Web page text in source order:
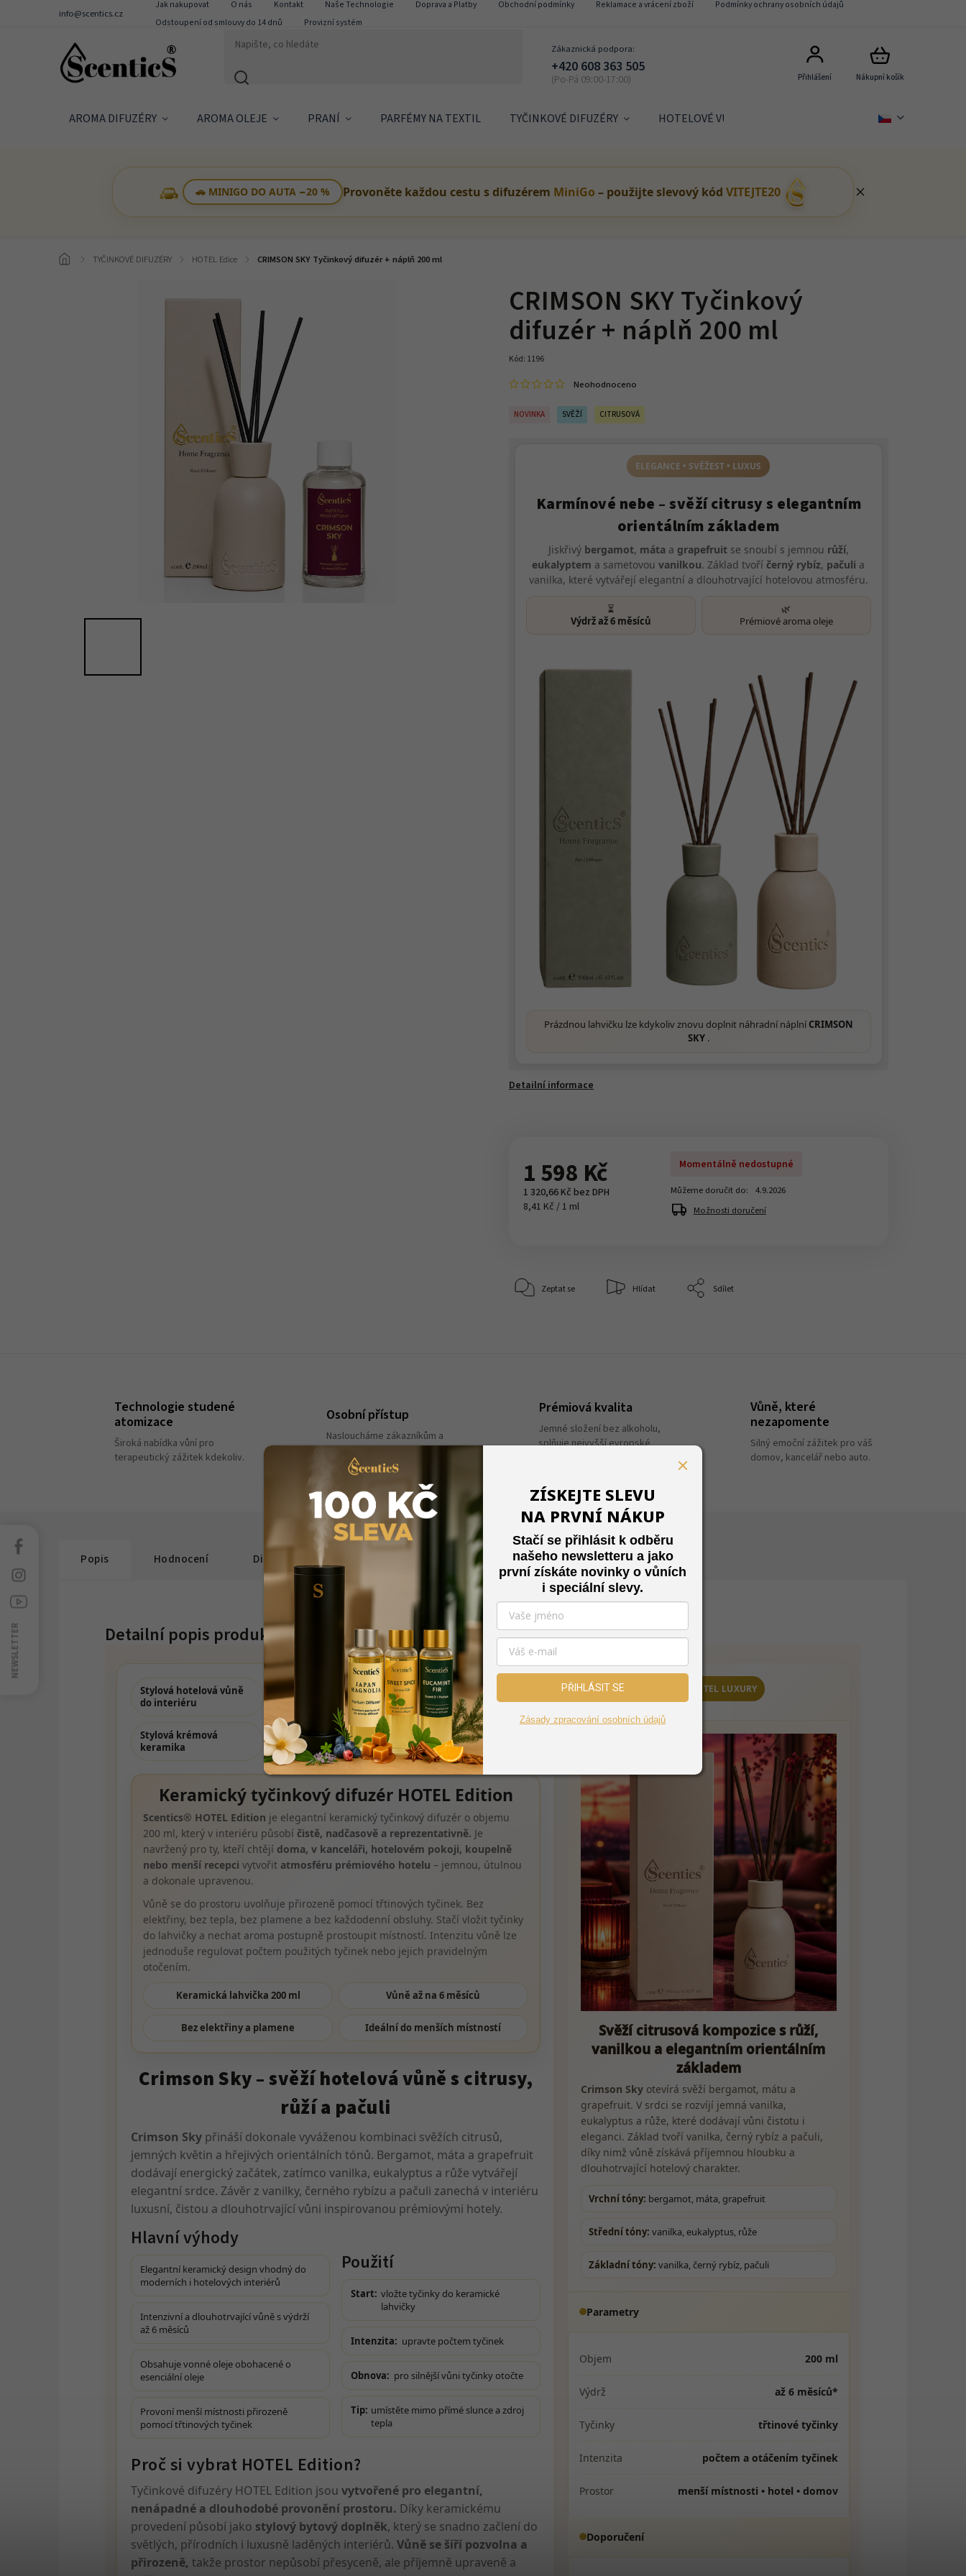
info@scentics.cz
Jak nakupovat O nás Kontakt Naše Technologie Doprava a Platby Obchodní podmínky Reklamace a vrácení zboží
Podmínky ochrany osobních údajů
Odstoupení od smlouvy do 14 dnů
Provizní systém
Zákaznická podpora:
+420 608 363 505
Nákupní košík
Přihlášení
AROMA DIFUZÉRY AROMA OLEJE PRANÍ PARFÉMY NA TEXTIL TYČINKOVÉ DIFUZÉRY HOTELOVÉ VŮNĚ Signature DÁRKOVÉ BALÍČKY
🚗 MINIGO DO AUTA −20 % Provoněte každou cestu s difuzérem MiniGo – použijte slevový kód VITEJTE20
/ TYČINKOVÉ DIFUZÉRY / HOTEL Edice / CRIMSON SKY Tyčinkový difuzér + náplň 200 ml
CRIMSON SKY Tyčinkový
difuzér + náplň 200 ml
Kód: 1196
NOVINKA SVĚŽÍ CITRUSOVÁ
Neohodnoceno
ELEGANCE • SVĚŽEST • LUXUS
Karmínové nebe – svěží citrusy s elegantním
orientálním základem
Jiskřivý bergamot, mátaa grapefruitse snoubí s jemnou růží,
eukalyptem a sametovouvanilkou. Základ tvoří černý rybíz, pačuli a
vanilka, které vytvářejí elegantní a dlouhotrvající hotelovou atmosféru.
⏳
Výdrž až 6 měsíců
🌿
Prémiové aroma oleje
Prázdnou lahvičku lze kdykoliv znovu doplnit náhradní náplní CRIMSON
SKY .
Detailní informace
1 598 Kč
1 320,66 Kč bez DPH
8,41 Kč / 1 ml
Momentálně nedostupné
Můžeme doručit do:
4.9.2026
Možnosti doručení
Zeptat se Hlídat Sdílet
Technologie studené
atomizace
Široká nabídka vůní pro
terapeutický zážitek kdekoliv.
Osobní přístup
Nasloucháme zákazníkům a
tvoříme atmosféru srdcem.
Prémiová kvalita
Jemné složení bez alkoholu,
splňuje nejvyšší evropské
Vůně, které
nezapomente
Silný emoční zážitek pro váš
domov, kancelář nebo auto.
Popis Hodnocení Diskuze
Detailní popis produktu
Stylová hotelová vůně
do interiéru
Fragrance & esenciální
oleje
Elegantní keramická
lahvička 200 ml
Stylová krémová
keramika
Keramický tyčinkový difuzér HOTEL Edition
Scentics® HOTEL Edition je elegantní keramický tyčinkový difuzér o objemu
200 ml, který v interiéru působí čistě, nadčasově a reprezentativně. Je
navržený pro ty, kteří chtějí doma, v kanceláři, hotelovém pokoji, koupelně
nebo menší recepci vytvořit atmosféru prémiového hotelu – jemnou, útulnou
a dokonale upravenou.
Vůně se do prostoru uvolňuje přirozeně pomocí třtinových tyčinek. Bez
elektřiny, bez tepla, bez plamene a bez každodenní obsluhy. Stačí vložit tyčinky
do lahvičky a nechat aroma postupně prostoupit místností. Intenzitu vůně lze
jednoduše regulovat počtem použitých tyčinek nebo jejich pravidelným
otočením.
Keramická lahvička 200 ml Vůně až na 6 měsíců
Bez elektřiny a plamene Ideální do menších místností
Crimson Sky – svěží hotelová vůně s citrusy,
růží a pačuli
Crimson Sky přináší dokonale vyváženou kombinaci svěžích citrusů,
jemných květin a hřejivých orientálních tónů. Bergamot, máta a grapefruit
dodávají energický začátek, zatímco vanilka, eukalyptus a růže vytvářejí
elegantní srdce. Závěr z vanilky, černého rybízu a pačuli zanechá v interiéru
luxusní, čistou a dlouhotrvající vůni inspirovanou prémiovými hotely.
Hlavní výhody
Elegantní keramický design vhodný do
moderních i hotelových interiérů
Intenzivní a dlouhotrvající vůně s výdrží
až 6 měsíců
Obsahuje vonné oleje obohacené o
esenciální oleje
Provoní menší místnosti přirozeně
pomocí třtinových tyčinek
Použití
Start: vložte tyčinky do keramické
lahvičky
Intenzita: upravte počtem tyčinek
Obnova: pro silnější vůni tyčinky otočte
Tip: umístěte mimo přímé slunce a zdroj
tepla
Proč si vybrat HOTEL Edition?
Tyčinkové difuzéry HOTEL Edition jsouvytvořené pro elegantní,
nenápadné a dlouhodobé provonění prostoru. Díky keramickému
provedení působí jako stylový bytový doplněk, který se snadno začlení do
světlých, přírodních i luxusně laděných interiérů.Vůně se šíří pozvolna a
přirozeně, takže prostor nepůsobí přesyceně, ale příjemně upraveně a
SVĚŽEST • ELEGANCE • HOTEL LUXURY
Svěží citrusová kompozice s růží,
vanilkou a elegantním orientálním
základem
Crimson Skyotevírá svěží bergamot, mátu a
grapefruit. V srdci se rozvíjí jemná vanilka,
eukalyptus a růže, které dodávají vůni čistotu i
eleganci. Základ tvoří vanilka, černý rybíz a pačuli,
díky nimž vůně získává příjemnou hloubku a
dlouhotrvající hotelový charakter.
Vrchní tóny: bergamot, máta, grapefruit
Střední tóny: vanilka, eukalyptus, růže
Základní tóny: vanilka, černý rybíz, pačuli
Parametry
Objem 200 ml
Výdrž až 6 měsíců*
Tyčinky třtinové tyčinky
Intenzita počtem a otáčením tyčinek
Prostor menší místnosti • hotel • domov
Doporučení
NEWSLETTER
ZÍSKEJTE SLEVU
NA PRVNÍ NÁKUP
Stačí se přihlásit k odběru
našeho newsletteru a jako
první získáte novinky o vůních
i speciální slevy.
PŘIHLÁSIT SE
Zásady zpracování osobních údajů